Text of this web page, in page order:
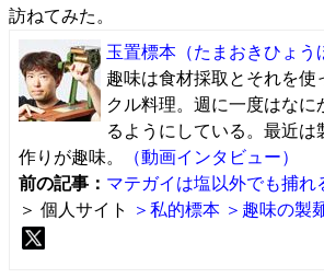
訪ねてみた。
玉置標本 （たまおきひょう
趣味は食材採取とそれを使
クル料理。週に一度はなに
るようにしている。最近は
作りが趣味。
（動画インタビュー）
前の記事： マテガイは塩以外でも捕れ
＞ 個人サイト
＞私的標本 ＞趣味の製